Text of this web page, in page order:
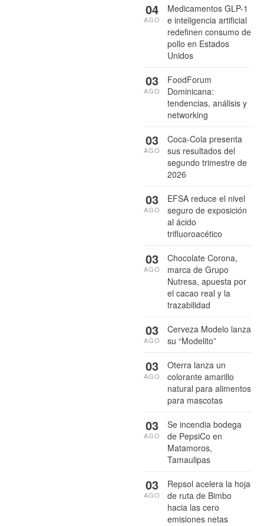
Medicamentos GLP-1
e inteligencia artificial
redefinen consumo de
pollo en Estados
Unidos
04
AGO
FoodForum
Dominicana:
tendencias, análisis y
networking
03
AGO
Coca-Cola presenta
sus resultados del
segundo trimestre de
2026
03
AGO
EFSA reduce el nivel
seguro de exposición
al ácido
trifluoroacético
03
AGO
Chocolate Corona,
marca de Grupo
Nutresa, apuesta por
el cacao real y la
trazabilidad
03
AGO
Cerveza Modelo lanza
su “Modelito”
03
AGO
Oterra lanza un
colorante amarillo
natural para alimentos
para mascotas
03
AGO
Se incendia bodega
de PepsiCo en
Matamoros,
Tamaulipas
03
AGO
Repsol acelera la hoja
de ruta de Bimbo
hacia las cero
emisiones netas
03
AGO